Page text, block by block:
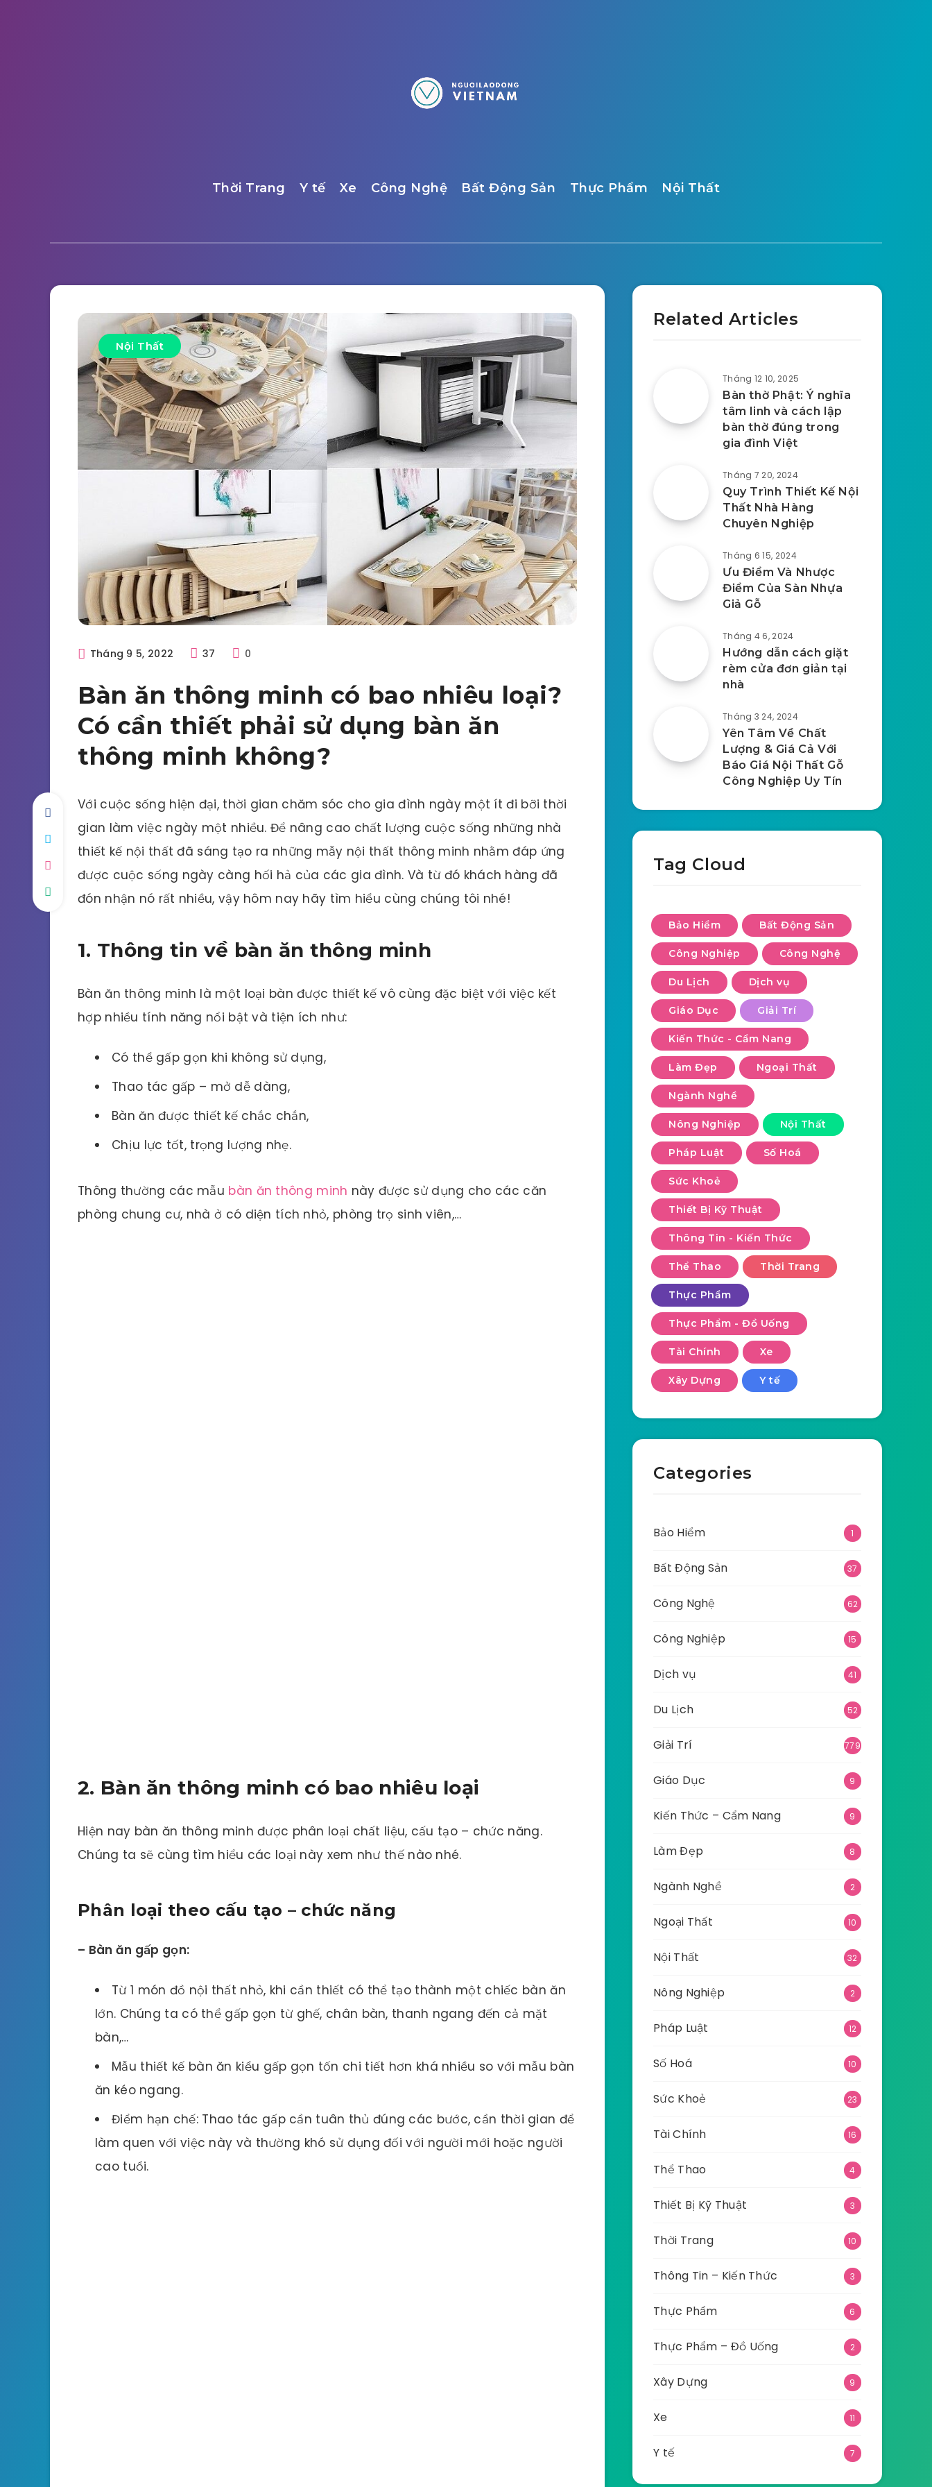
Thời Trang Y tế Xe Công Nghệ Bất Động Sản Thực Phẩm Nội Thất
Nội Thất
Tháng 9 5, 2022 37 0
Bàn ăn thông minh có bao nhiêu loại?
Có cần thiết phải sử dụng bàn ăn
thông minh không?
Với cuộc sống hiện đại, thời gian chăm sóc cho gia đình ngày một ít đi bỡi thời
gian làm việc ngày một nhiều. Để nâng cao chất lượng cuộc sống những nhà
thiết kế nội thất đã sáng tạo ra những mẫy nội thất thông minh nhằm đáp ứng
được cuộc sống ngày càng hối hả của các gia đình. Và từ đó khách hàng đã
đón nhận nó rất nhiều, vậy hôm nay hãy tìm hiểu cùng chúng tôi nhé!
1. Thông tin về bàn ăn thông minh
Bàn ăn thông minh là một loại bàn được thiết kế vô cùng đặc biệt với việc kết
hợp nhiều tính năng nổi bật và tiện ích như:
Có thể gấp gọn khi không sử dụng,
Thao tác gấp – mở dễ dàng,
Bàn ăn được thiết kế chắc chắn,
Chịu lực tốt, trọng lượng nhẹ.
Thông thường các mẫu bàn ăn thông minh này được sử dụng cho các căn
phòng chung cư, nhà ở có diện tích nhỏ, phòng trọ sinh viên,…
2. Bàn ăn thông minh có bao nhiêu loại
Hiện nay bàn ăn thông minh được phân loại chất liệu, cấu tạo – chức năng.
Chúng ta sẽ cùng tìm hiểu các loại này xem như thế nào nhé.
Phân loại theo cấu tạo – chức năng
– Bàn ăn gấp gọn:
Từ 1 món đồ nội thất nhỏ, khi cần thiết có thể tạo thành một chiếc bàn ăn
lớn. Chúng ta có thể gấp gọn từ ghế, chân bàn, thanh ngang đến cả mặt
bàn,…
Mẫu thiết kế bàn ăn kiểu gấp gọn tốn chi tiết hơn khá nhiều so với mẫu bàn
ăn kéo ngang.
Điểm hạn chế: Thao tác gấp cần tuân thủ đúng các bước, cần thời gian để
làm quen với việc này và thường khó sử dụng đối với người mới hoặc người
cao tuổi.
Related Articles
Tháng 12 10, 2025
Bàn thờ Phật: Ý nghĩa
tâm linh và cách lập
bàn thờ đúng trong
gia đình Việt
Tháng 7 20, 2024
Quy Trình Thiết Kế Nội
Thất Nhà Hàng
Chuyên Nghiệp
Tháng 6 15, 2024
Ưu Điểm Và Nhược
Điểm Của Sàn Nhựa
Giả Gỗ
Tháng 4 6, 2024
Hướng dẫn cách giặt
rèm cửa đơn giản tại
nhà
Tháng 3 24, 2024
Yên Tâm Về Chất
Lượng & Giá Cả Với
Báo Giá Nội Thất Gỗ
Công Nghiệp Uy Tín
Tag Cloud
Bảo Hiểm Bất Động Sản
Công Nghiệp Công Nghệ
Du Lịch Dịch vụ
Giáo Dục Giải Trí
Kiến Thức - Cẩm Nang
Làm Đẹp Ngoại Thất
Ngành Nghề
Nông Nghiệp Nội Thất
Pháp Luật Số Hoá
Sức Khoẻ
Thiết Bị Kỹ Thuật
Thông Tin - Kiến Thức
Thể Thao Thời Trang
Thực Phẩm
Thực Phẩm - Đồ Uống
Tài Chính Xe
Xây Dựng Y tế
Categories
Bảo Hiểm 1
Bất Động Sản 37
Công Nghệ 62
Công Nghiệp 15
Dịch vụ 41
Du Lịch 52
Giải Trí 779
Giáo Dục 9
Kiến Thức – Cẩm Nang 9
Làm Đẹp 8
Ngành Nghề 2
Ngoại Thất 10
Nội Thất 32
Nông Nghiệp 2
Pháp Luật 12
Số Hoá 10
Sức Khoẻ 23
Tài Chính 16
Thể Thao 4
Thiết Bị Kỹ Thuật 3
Thời Trang 10
Thông Tin – Kiến Thức 3
Thực Phẩm 6
Thực Phẩm – Đồ Uống 2
Xây Dựng 9
Xe 11
Y tế 7